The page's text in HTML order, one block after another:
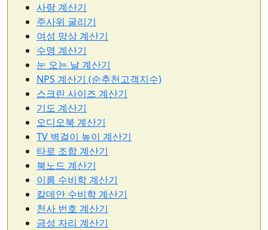
사랑 계산기
주사위 굴리기
여성 망상 계산기
수명 계산기
눈 오는 날 계산기
NPS 계산기 (순추천고객지수)
스크린 사이즈 계산기
기도 계산기
오디오북 계산기
TV 벽걸이 높이 계산기
타로 조합 계산기
북노드 계산기
이름 수비학 계산기
칼데안 수비학 계산기
천사 번호 계산기
금성 자리 계산기